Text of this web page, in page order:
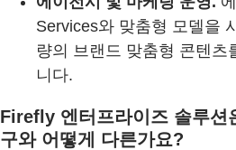
Services와 맞춤형 모델을
량의 브랜드 맞춤형 콘텐츠
니다.
Firefly 엔터프라이즈 솔루션
구와 어떻게 다른가요?